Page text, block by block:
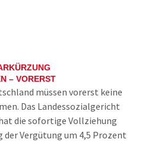
– VORERST
müssen vorerst keine
Das Landessozialgericht
die sofortige Vollziehung
Vergütung um 4,5 Prozent